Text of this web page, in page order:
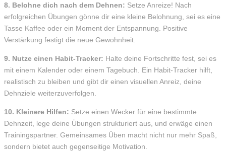
8. Belohne dich nach dem Dehnen: Setze Anreize! Nach
erfolgreichen Übungen gönne dir eine kleine Belohnung, sei es eine
Tasse Kaffee oder ein Moment der Entspannung. Positive
Verstärkung festigt die neue Gewohnheit.
9. Nutze einen Habit-Tracker: Halte deine Fortschritte fest, sei es
mit einem Kalender oder einem Tagebuch. Ein Habit-Tracker hilft,
realistisch zu bleiben und gibt dir einen visuellen Anreiz, deine
Dehnziele weiterzuverfolgen.
10. Kleinere Hilfen: Setze einen Wecker für eine bestimmte
Dehnzeit, lege deine Übungen strukturiert aus, und erwäge einen
Trainingspartner. Gemeinsames Üben macht nicht nur mehr Spaß,
sondern bietet auch gegenseitige Motivation.